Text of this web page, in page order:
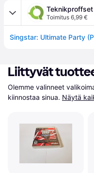
Teknikproffset
Toimitus 6,99 €
Singstar: Ultimate Party
Liittyvät
Olemme valinneet
kiinnostaa sinua. Näytä